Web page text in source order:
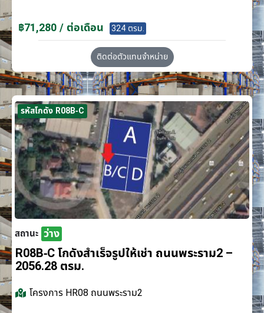
฿71,280 / ต่อเดือน 324 ตรม.
ติดต่อตัวแทนจำหน่าย
รหัสโกดัง R08B-C
สถานะ ว่าง
R08B-C โกดังสำเร็จรูปให้เช่า ถนนพระราม2 –
2056.28 ตรม.
โครงการ HR08 ถนนพระราม2